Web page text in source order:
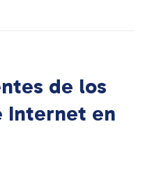
de los
Internet en